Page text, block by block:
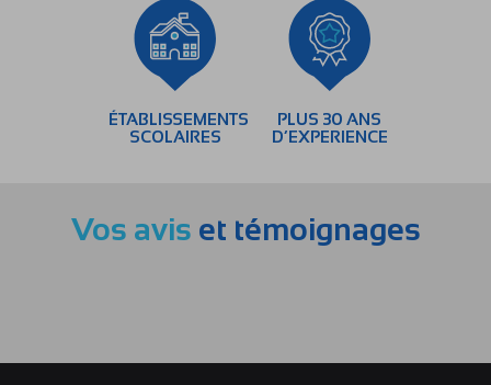
ÉTABLISSEMENTS
SCOLAIRES
PLUS 30 ANS
D’EXPERIENCE
Vos avis et témoignages